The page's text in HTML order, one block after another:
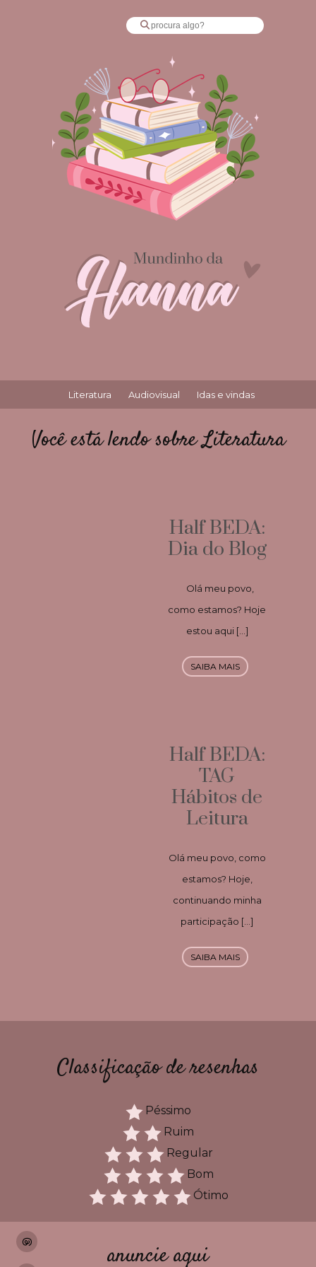
Literatura Audiovisual Idas e vindas
Você está lendo sobre Literatura
Half BEDA:
Dia do Blog
Olá meu povo,
como estamos? Hoje
estou aqui […]
SAIBA MAIS
Half BEDA:
TAG
Hábitos de
Leitura
Olá meu povo, como
estamos? Hoje,
continuando minha
participação […]
SAIBA MAIS
Classificação de resenhas
Péssimo
Ruim
Regular
Bom
Ótimo
anuncie aqui